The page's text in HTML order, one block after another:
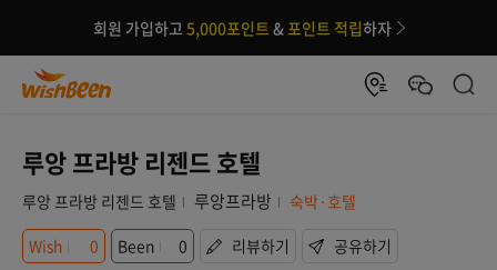
회원 가입하고 5,000포인트 &포인트 적립하자
루앙 프라방 리젠드 호텔
루앙 프라방 리젠드 호텔 루앙프라방
숙박·호텔
Wish
0 Been 0 리뷰하기 공유하기